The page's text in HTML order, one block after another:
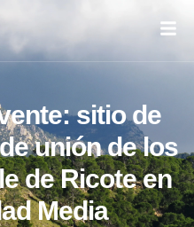
sitio de
unión de los
de Ricote en
Media